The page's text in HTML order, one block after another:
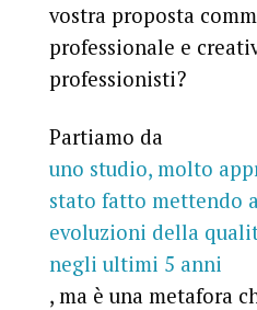
vostra proposta
professionale e
professionisti?
Partiamo da
uno studio, molto
stato fatto mettendo
evoluzioni della
negli ultimi 5 anni
, ma è una metafora